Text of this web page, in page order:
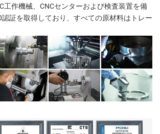
工作機械、CNCセンターおよび検査装置を備
認証を取得しており、すべての原材料はトレー